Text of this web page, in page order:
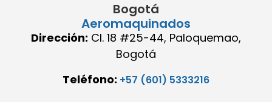
Bogotá
Aeromaquinados
Dirección: Cl. 18 #25-44, Paloquemao,
Bogotá
Teléfono: +57 (601) 5333216